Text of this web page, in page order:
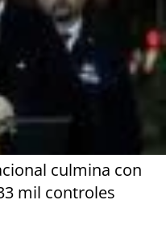
culmina con
mil controles